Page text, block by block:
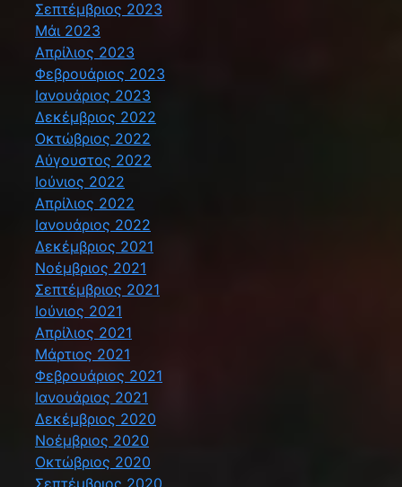
Σεπτέμβριος 2023
Μάι 2023
Απρίλιος 2023
Φεβρουάριος 2023
Ιανουάριος 2023
Δεκέμβριος 2022
Οκτώβριος 2022
Αύγουστος 2022
Ιούνιος 2022
Απρίλιος 2022
Ιανουάριος 2022
Δεκέμβριος 2021
Νοέμβριος 2021
Σεπτέμβριος 2021
Ιούνιος 2021
Απρίλιος 2021
Μάρτιος 2021
Φεβρουάριος 2021
Ιανουάριος 2021
Δεκέμβριος 2020
Νοέμβριος 2020
Οκτώβριος 2020